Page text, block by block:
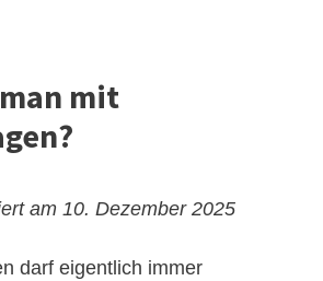
mit
am 10. Dezember 2025
darf eigentlich immer